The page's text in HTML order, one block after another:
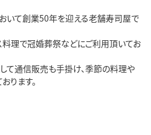
いて創業50年を迎える老舗寿司屋で
理で冠婚葬祭などにご利用頂いてお
て通信販売も手掛け、季節の料理や
ります。